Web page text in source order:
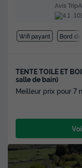
Avis
Wifi payant Bord
TENTE TOILE ET
salle de bain)
Meilleur prix pour 7